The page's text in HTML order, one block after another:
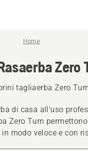
Home
Zero
tagliaerba Zero
di casa all'uso
Zero Turn
in modo veloce e con